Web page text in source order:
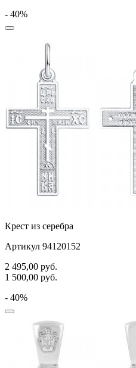
- 40%
Крест из серебра
Артикул 94120152
2 495,00 руб.
1 500,00 руб.
- 40%